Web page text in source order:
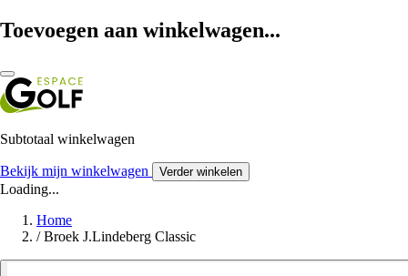
Toevoegen aan winkelwagen...
Subtotaal winkelwagen
Bekijk mijn winkelwagen Verder winkelen
Loading...
Home
/ Broek J.Lindeberg Classic